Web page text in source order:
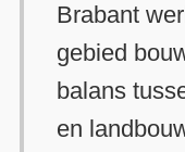
Brabant
gebied
balans
en